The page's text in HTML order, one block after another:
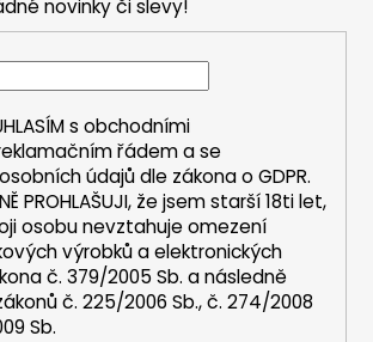
novinky či slevy!
s obchodními
řádem a se
údajů dle zákona oGDPR.
PROHLAŠUJI, že jsem starší 18ti let,
osobu nevztahuje omezení
výrobků a elektronických
č. 379/2005 Sb. a následně
č. 225/2006 Sb., č. 274/2008
Sb.